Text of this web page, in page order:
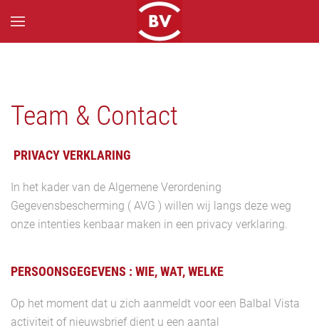
Team & Contact
PRIVACY VERKLARING
In het kader van de Algemene Verordening
Gegevensbescherming ( AVG ) willen wij langs deze weg
onze intenties kenbaar maken in een privacy verklaring.
PERSOONSGEGEVENS : WIE, WAT, WELKE
Op het moment dat u zich aanmeldt voor een Balbal Vista
activiteit of nieuwsbrief dient u een aantal